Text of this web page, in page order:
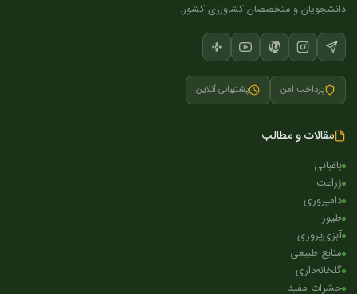
دانشجویان و متخصصان کشاورزی کشور.
پرداخت امن پشتیبانی آنلاین
مقالات و مطالب
باغبانی
زراعت
دامپروری
طیور
آبزی‌پروری
منابع طبیعی
گلخانه‌داری
حشرات مفید